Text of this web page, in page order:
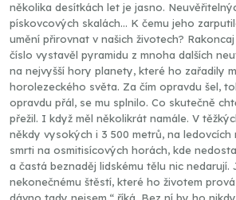
několika desítkách let je jasno.
pískovcových skalách… K čemu jeho
umění přirovnat v našich životech?
číslo vystavěl pyramidu z mnoha dalších
na nejvyšší hory planety, které ho zařadily
horolezeckého světa. Za čím opravdu šel,
opravdu přál, se mu splnilo. Co skutečně
přežil. I když měl několikrát namále. V
někdy vysokých i 3 500 metrů, na ledovcích
smrti na osmitisícových horách, kde
a častá beznaděj lidskému tělu nic nedarují.
nekonečnému štěstí, které ho životem